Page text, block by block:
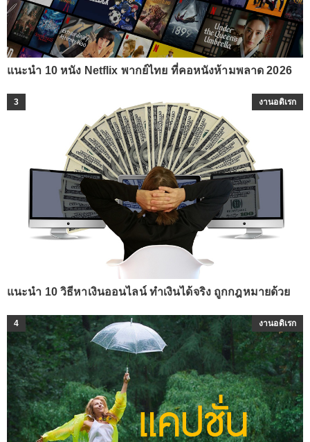
แนะนำ 10 หนัง Netflix พากย์ไทย ที่คอหนังห้ามพลาด 2026
3 งานอดิเรก
แนะนำ 10 วิธีหาเงินออนไลน์ ทำเงินได้จริง ถูกกฎหมายด้วย
4 งานอดิเรก